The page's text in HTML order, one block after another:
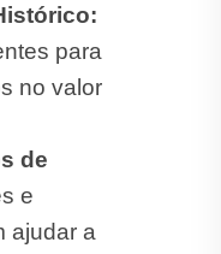
para
no valor
de
e
ajudar a